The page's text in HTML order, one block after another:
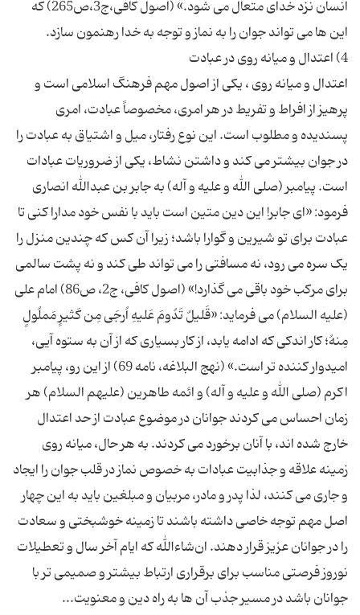
انسان نزد خدای متعال می شود.» (اصول کافی،ج3،ص265) که
اعتدال و میانه روی ، یکی از اصول مهم فرهنگ اسلامی است و
پرهیز از افراط و تفریط در هر امری، مخصوصاً عبادت، امری
پسندیده و مطلوب است. این نوع رفتار، میل و اشتیاق به عبادت را
در جوان بیشتر می کند و داشتن نشاط، یکی از ضروریات عبادات
است. پیامبر (صلی الله و علیه و آله) به جابر بن عبدالله انصاری
فرمود: «ای جابر! این دین متین است باید با نفس خود مدارا کنی تا
عبادت برای تو شیرین و گوارا باشد؛ زیرا آن کس که چندین منزل را
یک سره می رود، نه مسافتی را می تواند طی کند و نه پشت سالمی
برای مرکب خود باقی می گذارد!» (اصول کافی، ج2، ص86) امام علی
(علیه السلام) می فرماید: «قَلیلٌ تَدُومَ عَلیهِ اُرجَی مِن کَثیرٍ مَملُولٍ
مِنهُ؛ کار اندکی که ادامه یابد، از کار بسیاری که از آن به ستوه آیی،
امیدوار کننده تر است.» (نهج البلاغه، نامه 69) از این رو، پیامبر
اکرم (صلی الله و علیه و آله) و ائمه طاهرین (علیهم السلام) هر
زمان احساس می کردند جوانان در موضوع عبادت از حد اعتدال
خارج شده اند، با آنان برخورد می کردند. به هر حال، میانه روی
زمینه علاقه و جذابیت عبادات به خصوص نماز در قلب جوان را ایجاد
و جاری می کنند، لذا پدر و مادر، مربیان و مبلغین باید به این چهار
اصل مهم توجه خاصی داشته باشند تا زمینه خوشبختی و سعادت
را در جوانان عزیز قرار دهند. ان‌شاءالله که ایام آخر سال و تعطیلات
نوروز فرصتی مناسب برای برقراری ارتباط بیشتر و صمیمی تر با